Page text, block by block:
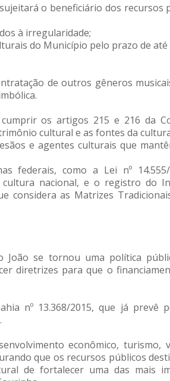
o beneficiário dos recursos
à irregularidade;
do Município pelo prazo de até
de outros gêneros
os artigos 215 e 216 da
cultural e as fontes da
e agentes culturais que
federais, como a Lei nº
cultura nacional, e o registro do
considera as Matrizes
João se tornou uma política
diretrizes para que o
nº 13.368/2015, que já prevê
econômico, turismo,
que os recursos públicos
de fortalecer uma das mais